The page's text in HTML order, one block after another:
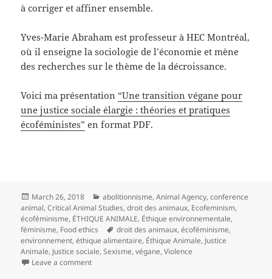
à corriger et affiner ensemble.
Yves-Marie Abraham est professeur à HEC Montréal,
où il enseigne la sociologie de l’économie et mène
des recherches sur le thème de la décroissance.
Voici ma présentation “Une transition végane pour
une justice sociale élargie : théories et pratiques
écoféministes” en format PDF.
Posted
on
March 26, 2018 Categories
abolitionnisme,Animal Agency,conference
animal,Critical Animal Studies,droit des animaux, Ecofeminism,
écoféminisme, ÉTHIQUE ANIMALE, Éthique environnementale,
féminisme, Food ethics Tags
droit des animaux,écoféminisme,
environnement,éthique alimentaire, Éthique Animale, Justice
Animale, Justice sociale,Sexisme,végane,Violence
Leave a commenton Géo-transition 2018 – Vers des utopies réelles